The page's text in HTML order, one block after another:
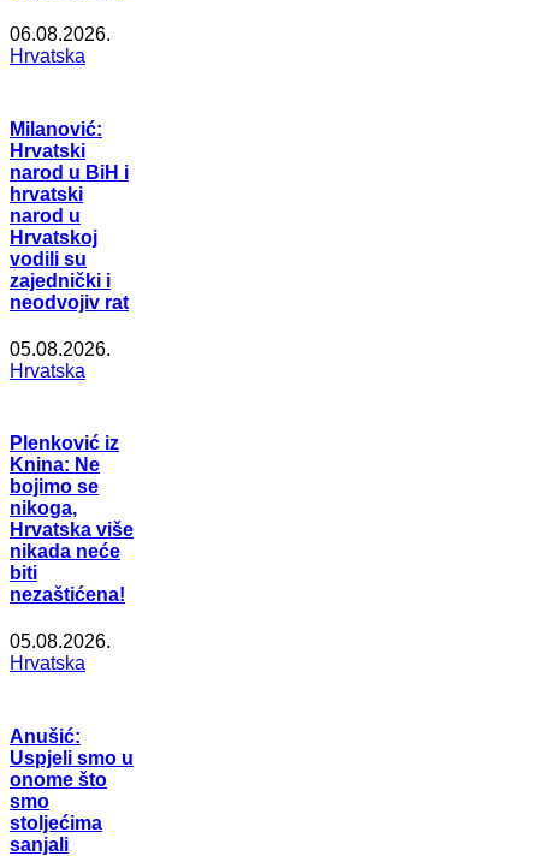
06.08.2026.
Hrvatska
Milanović:
Hrvatski
narod u BiH i
hrvatski
narod u
Hrvatskoj
vodili su
zajednički i
neodvojiv rat
05.08.2026.
Hrvatska
Plenković iz
Knina: Ne
bojimo se
nikoga,
Hrvatska više
nikada neće
biti
nezaštićena!
05.08.2026.
Hrvatska
Anušić:
Uspjeli smo u
onome što
smo
stoljećima
sanjali